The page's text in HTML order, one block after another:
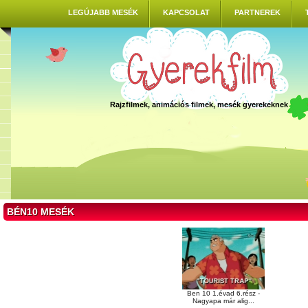
LEGÚJABB MESÉK KAPCSOLAT PARTNEREK
Rajzfilmek, animációs filmek, mesék gyerekeknek
BÉN10 MESÉK
Ben 10 1.évad 6.rész -
Nagyapa már alig...